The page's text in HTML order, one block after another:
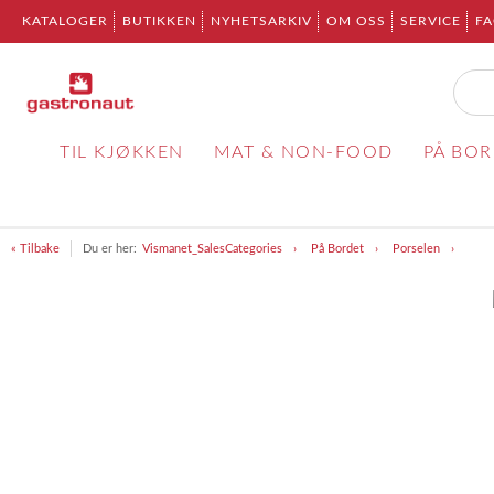
KATALOGER BUTIKKEN NYHETSARKIV OM OSS SERVICE
TIL KJØKKEN MAT & NON-FOOD PÅ
« Tilbake Du er her: Vismanet_SalesCategories På Bordet Porselen